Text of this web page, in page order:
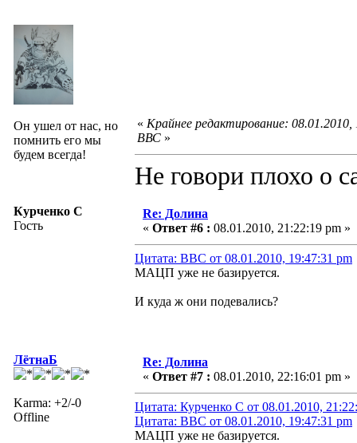
Он ушел от нас, но
помнить его мы
будем всегда!
« Крайнее редактирование:
ВВС »
Не говори плохо о
Курченко С
Гость
Re: Долина
« Ответ #6 : 08.01.2010, 21:22:19 pm »
Цитата: ВВС от 08.01.2010, 19:47:31 pm
МАЦП уже не базируется.
И куда ж они подевались?
ЛётнаБ
Karma: +2/-0
Offline
Re: Долина
« Ответ #7 : 08.01.2010, 22:16:01 pm »
Цитата: Курченко С от 08.01.2010,
Цитата: ВВС от 08.01.2010, 19:47:31 pm
МАЦП уже не базируется.